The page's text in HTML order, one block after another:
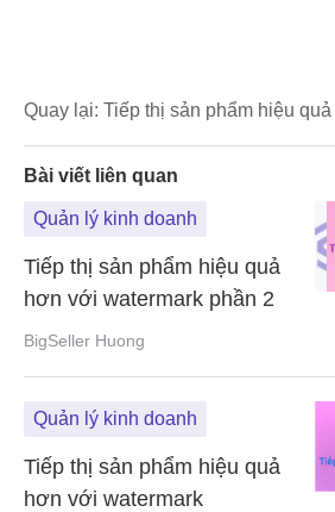
Quay lại: Tiếp thị sản phẩm hiệu
Bài viết liên quan
Quản lý kinh doanh
Tiếp thị sản phẩm hiệu quả
hơn với watermark phần 2
BigSeller Huong
Quản lý kinh doanh
Tiếp thị sản phẩm hiệu quả
hơn với watermark